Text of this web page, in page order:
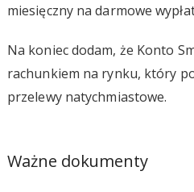
miesięczny na darmowe
Na koniec dodam, że Konto
rachunkiem na rynku, który
przelewy natychmiastowe.
Ważne dokumenty